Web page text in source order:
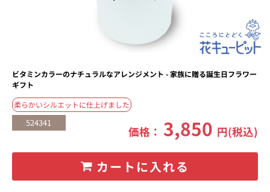
ビタミンカラーのナチュラルなアレンジメント - 家族に贈る誕生日フラワー
ギフト
柔らかいシルエットに仕上げました
524341
価格： 3,850 円(税込)
カートに入れる